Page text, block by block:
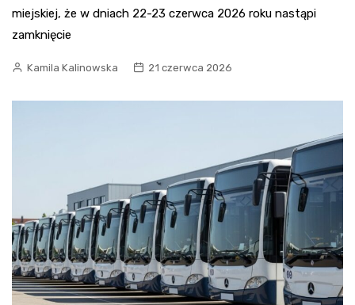
miejskiej, że w dniach 22-23 czerwca 2026 roku nastąpi
zamknięcie
Kamila Kalinowska 21 czerwca 2026